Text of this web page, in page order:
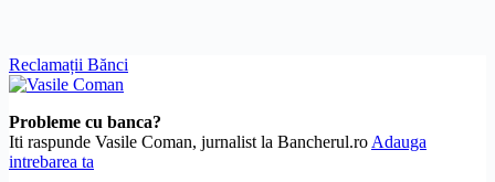
Skip
to
Reclamații Bănci
Probleme cu banca?
Iti raspunde Vasile Coman, jurnalist la Bancherul.ro Adauga
intrebarea ta